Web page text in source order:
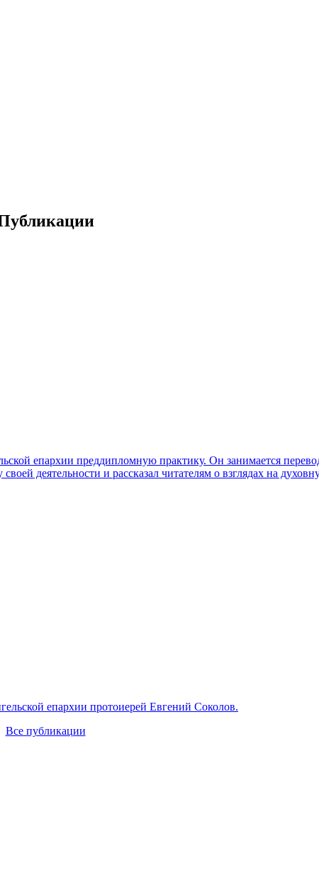
епархии преддипломную практику. Он занимается
деятельности и рассказал читателям о взглядах на
епархии протоиерей Евгений Соколов.
Все публикации